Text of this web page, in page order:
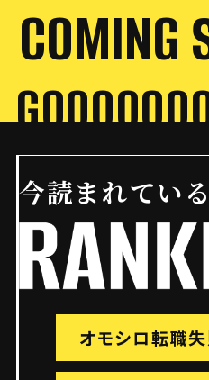
COMING
今読まれてい
オモシロ転職